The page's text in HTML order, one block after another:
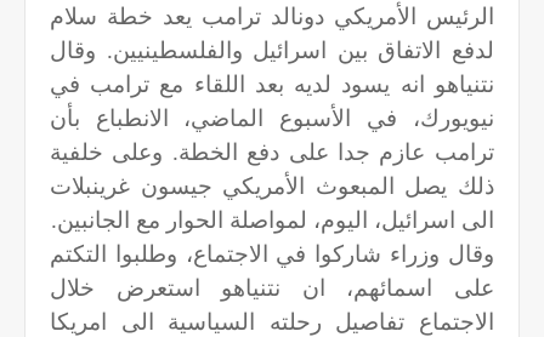
الرئيس الأمريكي دونالد ترامب يعد خطة سلام
لدفع الاتفاق بين اسرائيل والفلسطينيين. وقال
نتنياهو انه يسود لديه بعد اللقاء مع ترامب في
نيويورك، في الأسبوع الماضي، الانطباع بأن
ترامب عازم جدا على دفع الخطة. وعلى خلفية
ذلك يصل المبعوث الأمريكي جيسون غرينبلات
الى اسرائيل، اليوم، لمواصلة الحوار مع الجانبين.
وقال وزراء شاركوا في الاجتماع، وطلبوا التكتم
على اسمائهم، ان نتنياهو استعرض خلال
الاجتماع تفاصيل رحلته السياسية الى امريكا